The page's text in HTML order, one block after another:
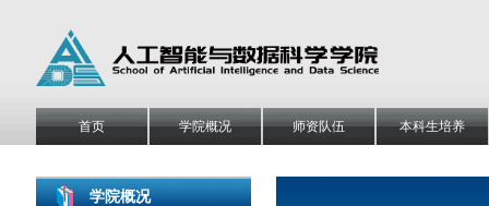
首页 学院概况 师资队伍 本科生培养
学院概况